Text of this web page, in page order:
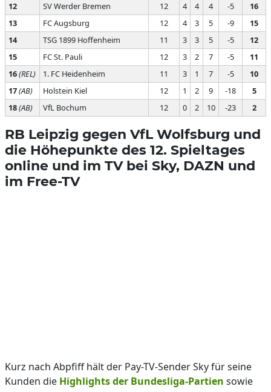
12
SV Werder Bremen 12 4 4 4 -5
16
13
FC Augsburg 12 4 3 5 -9
15
14
TSG 1899 Hoffenheim 11 3 3 5 -5
12
15
FC St. Pauli 12 3 2 7 -5
11
16(REL) 1. FC Heidenheim 11 3 1 7 -5
10
17(AB) Holstein Kiel 12 1 2 9 -18
5
18(AB) VfL Bochum 12 0 2 10 -23 2
RB Leipzig gegen VfL Wolfsburg und
die Höhepunkte des 12. Spieltages
online und im TV bei Sky, DAZN und
im Free-TV
Kurz nach Abpfiff hält der Pay-TV-Sender Sky für seine
Kunden die Highlights der Bundesliga-Partien sowie